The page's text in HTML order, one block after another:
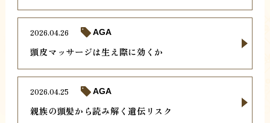
頭皮マッサージは生え際に効くか
2026.04.26 AGA
親族の頭髪から読み解く遺伝リスク
2026.04.25 AGA